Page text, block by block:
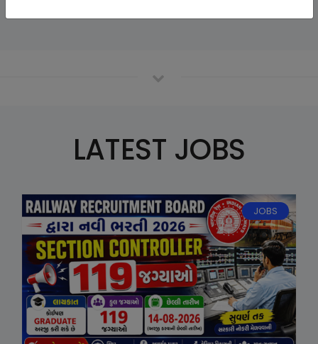
LATEST JOBS
JOBS